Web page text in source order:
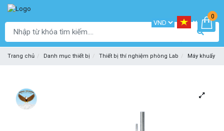
0
Trang chủ Danh mục thiết bị Thiết bị thí nghiệm phòng Lab Máy khuấy